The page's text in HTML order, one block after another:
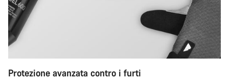
Protezione avanzata contro i furti